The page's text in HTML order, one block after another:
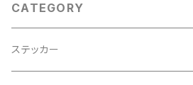
CATEGORY
ステッカー